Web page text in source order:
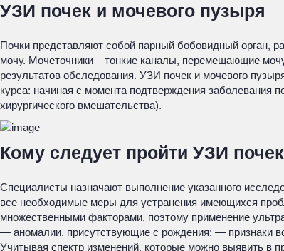
УЗИ почек и мочевого пузыря
Почки представляют собой парный бобовидный орган,
мочу. Мочеточники – тонкие каналы, перемещающие
результатов обследования. УЗИ почек и мочевого
курса: начиная с момента подтверждения заболевания
хирургического вмешательства).
Кому следует пройти УЗИ
Специалисты назначают выполнение указанного
все необходимые меры для устранения имеющихся
множественными факторами, поэтому применение
— аномалии, присутствующие с рождения; — признаки
Учитывая спектр изменений, которые можно выявить в